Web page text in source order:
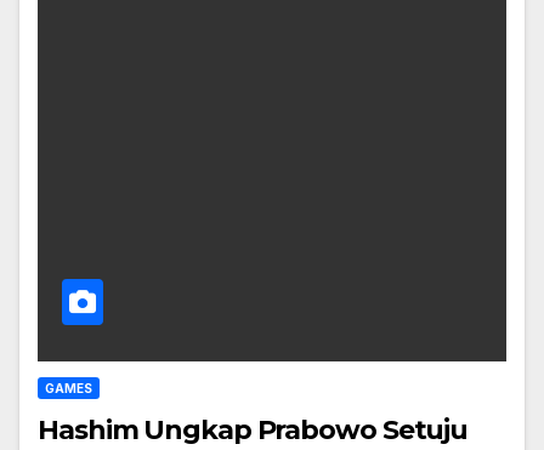
GAMES
Hashim Ungkap Prabowo Setuju